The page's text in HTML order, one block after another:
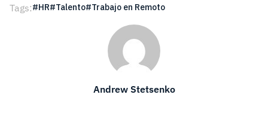
Tags: HR Talento Trabajo en Remoto
Andrew Stetsenko